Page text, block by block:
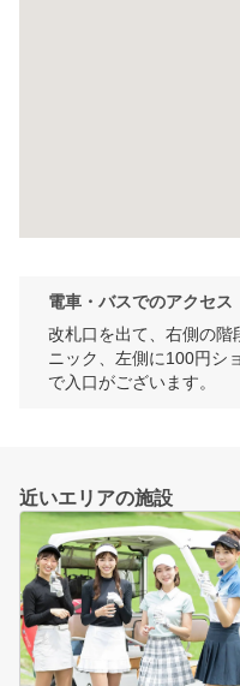
電車・バスでのアクセス
改札口を出て、右側の階
ニック、左側に100円シ
で入口がございます。
近いエリアの施設